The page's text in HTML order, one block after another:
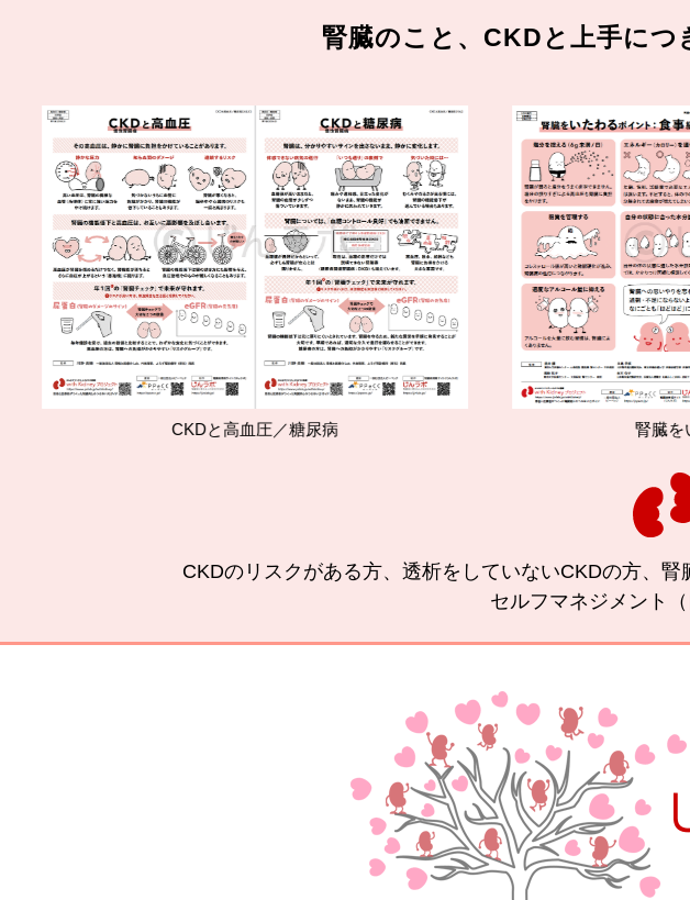
腎臓のこと、CKDと上手につ
CKDと高血圧／糖尿病 腎臓をいたわるポイント
CKDのリスクがある方、透析をしていないCKDの方、
セルフマネジメント